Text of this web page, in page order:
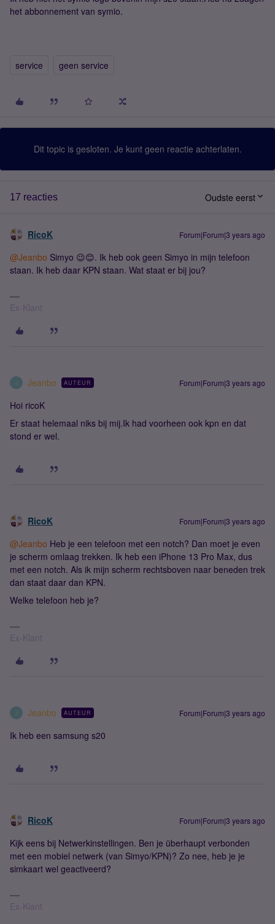
het abbonnement van symio.
service geen service
Dit topic is gesloten. Je kunt geen reactie achterlaten.
17 reacties Oudste eerst
RicoK Forum|Forum|3 years ago
@Jeanbo Simyo 😉😊. Ik heb ook geen Simyo in mijn telefoon
staan. Ik heb daar KPN staan. Wat staat er bij jou?
Ex-Klant
J Jeanbo AUTEUR Forum|Forum|3 years ago
Hoi ricoK
Er staat helemaal niks bij mij.Ik had voorheen ook kpn en dat
stond er wel.
RicoK Forum|Forum|3 years ago
@Jeanbo Heb je een telefoon met een notch? Dan moet je even
je scherm omlaag trekken. Ik heb een iPhone 13 Pro Max, dus
met een notch. Als ik mijn scherm rechtsboven naar beneden trek
dan staat daar dan KPN.
Welke telefoon heb je?
Ex-Klant
J Jeanbo AUTEUR Forum|Forum|3 years ago
Ik heb een samsung s20
RicoK Forum|Forum|3 years ago
Kijk eens bij Netwerkinstellingen. Ben je überhaupt verbonden
met een mobiel netwerk (van Simyo/KPN)? Zo nee, heb je je
simkaart wel geactiveerd?
Ex-Klant